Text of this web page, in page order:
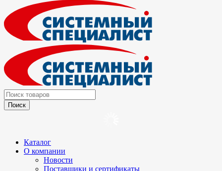
Каталог
О компании
Новости
Поставщики и сертификаты